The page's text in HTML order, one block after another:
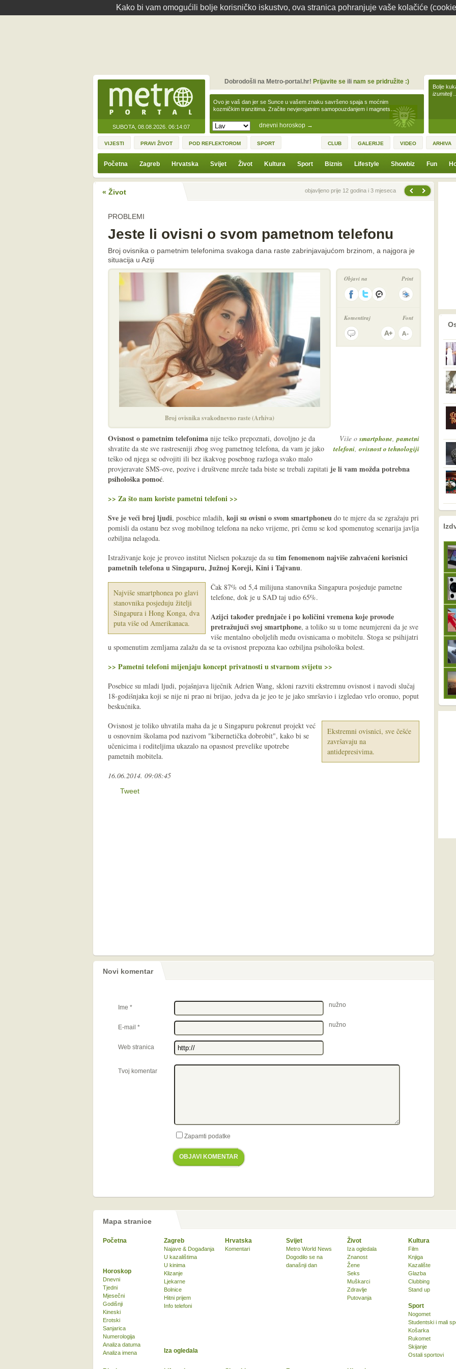
Kako bi vam omogućili bolje korisničko iskustvo, ova stranica pohranjuje vaše kolačiće
SUBOTA, 08.08.2026. 06:14:07 dnevni horoskop →
Ovo je vaš dan jer se Sunce u vašem znaku savršeno spaja s moćnim
kozmičkim tranzitima. Zračite nevjerojatnim samopouzdanjem i magnets…
Dobrodošli na Metro-portal.hr! Prijavite seili nam se pridružite :)
Bolje
izumitelj
VIJESTI PRAVI ŽIVOT POD REFLEKTOROM SPORT CLUB GALERIJE VIDEO ARHIVA
Početna Zagreb Hrvatska Svijet Život Kultura Sport Biznis Lifestyle Showbiz Fun
« Život Prethodna vijestobjavljeno prije 12 godina i 3 mjeseca
PROBLEMI
Jeste li ovisni o svom pametnom telefonu
Broj ovisnika o pametnim telefonima svakoga dana raste zabrinjavajućom brzinom, a najgora je
situacija u Aziji
Broj ovisnika svakodnevno raste (Arhiva)
Objavi na Print
Komentiraj Font
Više osmartphone,pametni
telefoni, ovisnost o tehnologiji
Ovisnost o pametnim telefonima nije teško prepoznati, dovoljno je da
shvatite da ste sve rastreseniji zbog svog pametnog telefona, da vam je jako
teško od njega se odvojiti ili bez ikakvog posebnog razloga svako malo
provjeravate SMS-ove, pozive i društvene mreže tada biste se trebali zapitati je li vam možda potrebna
psihološka pomoć.
>> Za što nam koriste pametni telefoni >>
Sve je veći broj ljudi, posebice mladih, koji su ovisni o svom smartphoneu do te mjere da se zgražaju pri
pomisli da ostanu bez svog mobilnog telefona na neko vrijeme, pri čemu se kod spomenutog scenarija javlja
ozbiljna nelagoda.
Istraživanje koje je proveo institut Nielsen pokazuje da su tim fenomenom najviše zahvaćeni korisnici
pametnih telefona u Singapuru, Južnoj Koreji, Kini i Tajvanu.
Najviše smartphonea po glavi
stanovnika posjeduju žitelji
Singapura i Hong Konga, dva
puta više od Amerikanaca.
Čak 87% od 5,4 milijuna stanovnika Singapura posjeduje pametne
telefone, dok je u SAD taj udio 65%.
Azijci također prednjače i po količini vremena koje provode
pretražujući svoj smartphone, a toliko su u tome neumjereni da je sve
više mentalno oboljelih među ovisnicama o mobitelu. Stoga se psihijatri
u spomenutim zemljama zalažu da se ta ovisnost prepozna kao ozbiljna psihološka bolest.
>> Pametni telefoni mijenjaju koncept privatnosti u stvarnom svijetu >>
Posebice su mladi ljudi, pojašnjava liječnik Adrien Wang, skloni razviti ekstremnu ovisnost i navodi slučaj
18-godišnjaka koji se nije ni prao ni brijao, jedva da je jeo te je jako smršavio i izgledao vrlo oronuo, poput
beskućnika.
Ekstremni ovisnici, sve češće
završavaju na
antidepresivima.
Ovisnost je toliko uhvatila maha da je u Singapuru pokrenut projekt već
u osnovnim školama pod nazivom "kibernetička dobrobit", kako bi se
učenicima i roditeljima ukazalo na opasnost prevelike upotrebe
pametnih mobitela.
16.06.2014. 09:08:45
Tweet
Novi komentar
Ime * nužno
E-mail * nužno
Web stranica
Tvoj komentar
Zapamti podatke
OBJAVI KOMENTAR
prethodno
nema prethodne
sljedeće
Mapa stranice
Početna Zagreb
Najave & Događanja
U kazalištima
U kinima
Klizanje
Ljekarne
Bolnice
Hitni prijem
Info telefoni
Hrvatska
Komentari
Svijet
Metro World News
Dogodilo se na
današnji dan
Život
Iza ogledala
Znanost
Žene
Seks
Muškarci
Zdravlje
Putovanja
Kultura
Film
Knjiga
Kazalište
Glazba
Clubbing
Stand up
Sport
Nogomet
Studentski i mali
Košarka
Rukomet
Skijanje
Ostali sportovi
Horoskop
Dnevni
Tjedni
Mjesečni
Godišnji
Kineski
Erotski
Sanjarica
Numerologija
Analiza datuma
Analiza imena
Iza ogledala